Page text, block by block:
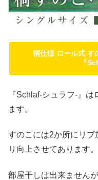
桐仕様 ロール式 す
『
『Schlaf-シュラフ-』
ます。
すのこには2か所にリブ
り向上させてあります。
部屋干しは出来ません